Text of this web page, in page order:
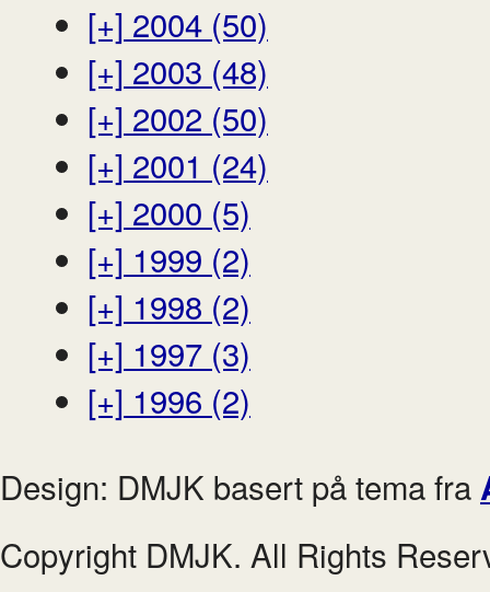
[+] 2004 (50)
[+] 2003 (48)
[+] 2002 (50)
[+] 2001 (24)
[+] 2000 (5)
[+] 1999 (2)
[+] 1998 (2)
[+] 1997 (3)
[+] 1996 (2)
Design: DMJK basert på tema fra
Copyright DMJK. All Rights